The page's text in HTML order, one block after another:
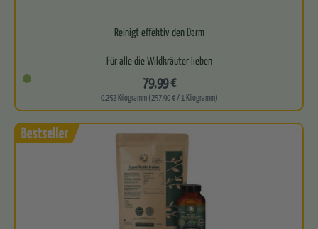
Reinigt effektiv den Darm
Für alle die Wildkräuter lieben
Leitet natürlich Schadstoffe aus
79,99 €
0.252 Kilogramm (257,90 € / 1 Kilogramm)